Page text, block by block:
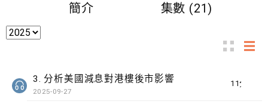
簡介 集數 (21)
11分鐘
3. 分析美國減息對港樓後市影響
2025-09-27